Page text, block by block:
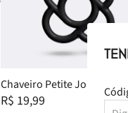
Chaveiro Petite Jolie Preto
PJ20142
R$ 19,99